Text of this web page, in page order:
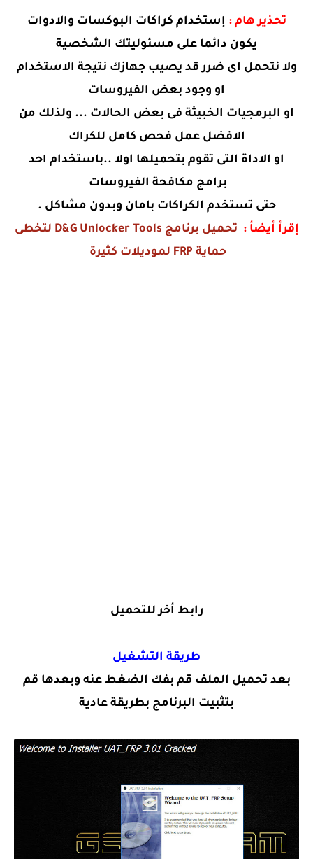
تحذير هام : إستخدام كراكات البوكسات والادوات
يكون دائما على مسئوليتك الشخصية
ولا نتحمل اى ضرر قد يصيب جهازك نتيجة الاستخدام
او وجود بعض الفيروسات
او البرمجيات الخبيثة فى بعض الحالات ... ولذلك من
الافضل عمل فحص كامل للكراك
او الاداة التى تقوم بتحميلها اولا ..باستخدام احد
برامج مكافحة الفيروسات
حتى تستخدم الكراكات بامان وبدون مشاكل .
إقرأ أيضأ :
تحميل برنامج D&G Unlocker Tools لتخطى
حماية FRP لموديلات كثيرة
رابط أخر للتحميل
طريقة التشغيل
بعد تحميل الملف قم بفك الضغط عنه وبعدها قم
بتثبيت البرنامج بطريقة عادية